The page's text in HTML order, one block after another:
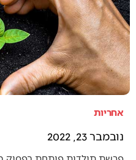
אחריות
נובמבר 23, 2022